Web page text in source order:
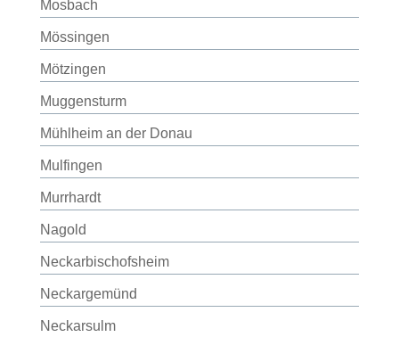
Mosbach
Mössingen
Mötzingen
Muggensturm
Mühlheim an der Donau
Mulfingen
Murrhardt
Nagold
Neckarbischofsheim
Neckargemünd
Neckarsulm